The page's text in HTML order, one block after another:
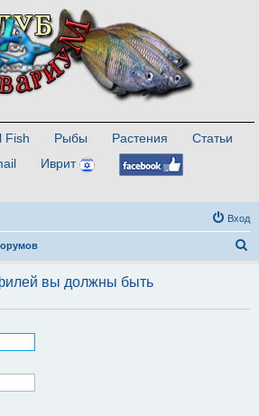
Fish Рыбы Растения
Статьи
Иврит
Вход
с
вы должны быть